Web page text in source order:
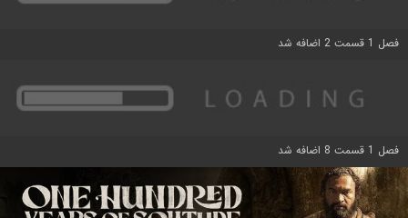
فصل 1 قسمت 2 اضافه شد
فصل 1 قسمت 8 اضافه شد